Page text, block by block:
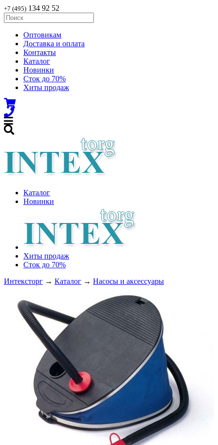
+7 (495) 134 92 52
Оптовикам
Доставка и оплата
Контакты
Каталог
Новинки
Сток до 70%
Хиты продаж
Каталог
Новинки
Хиты продаж
Сток до 70%
Интексторг → Каталог → Насосы и аксессуары